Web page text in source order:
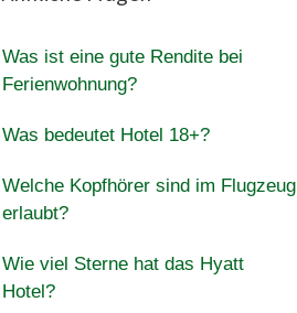
Was ist eine gute Rendite bei
Ferienwohnung?
Was bedeutet Hotel 18+?
Welche Kopfhörer sind im Flugzeug
erlaubt?
Wie viel Sterne hat das Hyatt
Hotel?